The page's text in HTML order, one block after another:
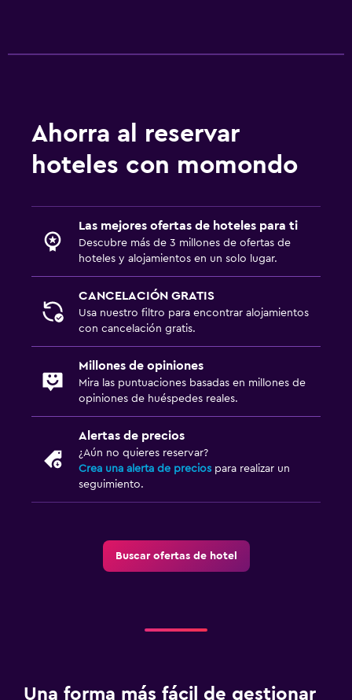
Buceo
Senderismo
Menús para dietas especiales (bajo petición)
Bar/lounge
La comida se puede entregar en el alojamiento
Minibar
Bar de tapas
Desayuno en la habitación
Estacionamiento y transporte
Estacionamiento
Estacionamiento privado
Servicio de traslado (cargo adicional)
Estacionamiento en la calle
Muebles de exterior
Ahorra al reservar
hoteles con momondo
Las mejores ofertas de hoteles para ti
Descubre más de 3 millones de ofertas de
hoteles y alojamientos en un solo lugar.
CANCELACIÓN GRATIS
Usa nuestro filtro para encontrar alojamientos
con cancelación gratis.
Millones de opiniones
Mira las puntuaciones basadas en millones de
opiniones de huéspedes reales.
Alertas de precios
¿Aún no quieres reservar?
Crea una alerta de precios para realizar un
seguimiento.
Buscar ofertas de hotel
Una forma más fácil de gestionar